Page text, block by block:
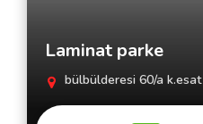
Laminat parke
bülbülderesi 60/a k.esat